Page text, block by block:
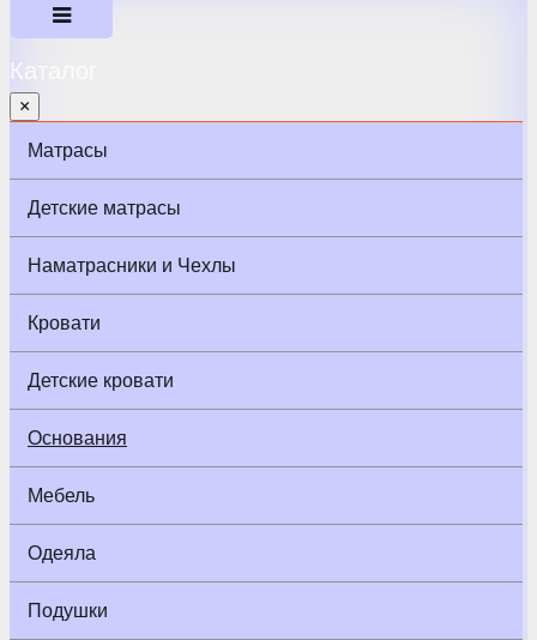
Каталог
×
Матрасы
Детские матрасы
Наматрасники и Чехлы
Кровати
Детские кровати
Основания
Мебель
Одеяла
Подушки